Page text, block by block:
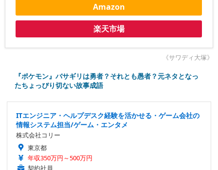
Amazon
楽天市場
《サワディ大塚》
『ポケモン』バサギリは勇者？それとも愚者？元ネタとなっ
たちょっぴり切ない故事成語
ITエンジニア・ヘルプデスク経験を活かせる・ゲーム会社の
情報システム担当/ゲーム・エンタメ
株式会社コリー
東京都
年収350万円～500万円
契約社員